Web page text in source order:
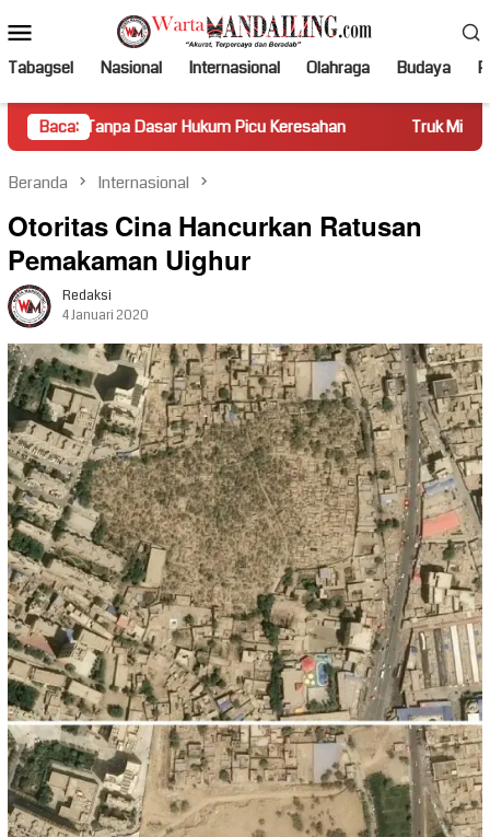
ke
kontenMobile
Tabagsel Nasional Internasional Olahraga Budaya
Baca:
Hukum Picu Keresahan Truk Miring Hambat Arus Lalu
Beranda Internasional
Otoritas Cina Hancurkan Ratusan
Pemakaman Uighur
Redaksi
4 Januari 2020